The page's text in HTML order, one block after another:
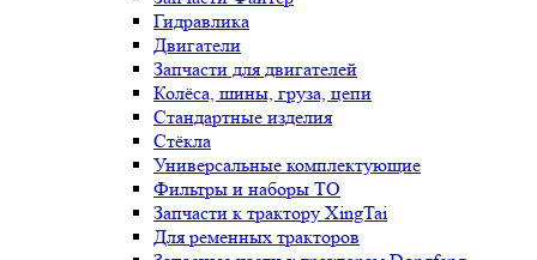
Гидравлика
Двигатели
Запчасти для двигателей
Колёса, шины, груза, цепи
Стандартные изделия
Стёкла
Универсальные комплектующие
Фильтры и наборы ТО
Запчасти к трактору XingTai
Для ременных тракторов